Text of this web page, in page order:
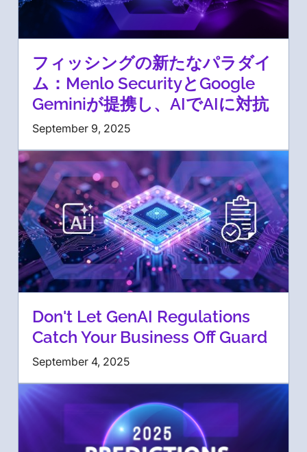
フィッシングの新たなパラダイ
ム：Menlo SecurityとGoogle
Geminiが提携し、AIでAIに対抗
September 9, 2025
Don't Let GenAI Regulations
Catch Your Business Off Guard
September 4, 2025